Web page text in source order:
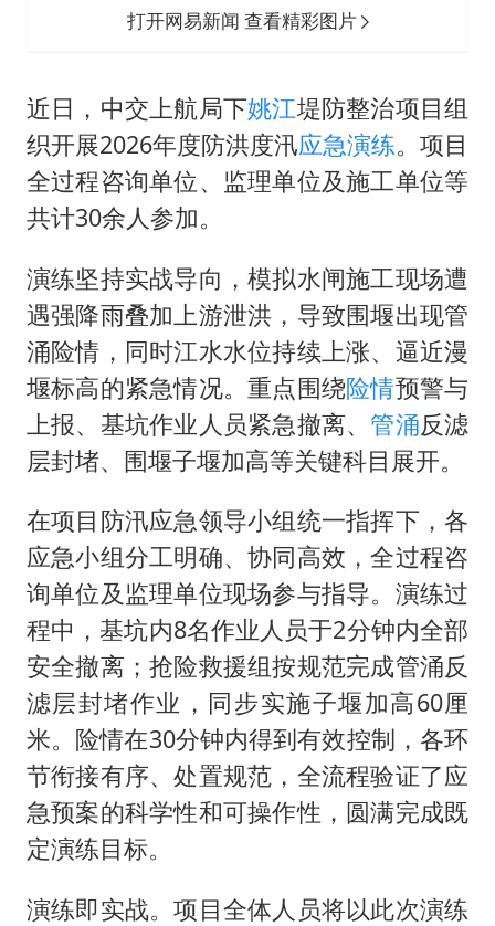
打开网易新闻 查看精彩图片
近日，中交上航局下姚江堤防整治项目组
织开展2026年度防洪度汛应急演练。项目
全过程咨询单位、监理单位及施工单位等
共计30余人参加。
演练坚持实战导向，模拟水闸施工现场遭
遇强降雨叠加上游泄洪，导致围堰出现管
涌险情，同时江水水位持续上涨、逼近漫
堰标高的紧急情况。重点围绕险情预警与
上报、基坑作业人员紧急撤离、管涌反滤
层封堵、围堰子堰加高等关键科目展开。
在项目防汛应急领导小组统一指挥下，各
应急小组分工明确、协同高效，全过程咨
询单位及监理单位现场参与指导。演练过
程中，基坑内8名作业人员于2分钟内全部
安全撤离；抢险救援组按规范完成管涌反
滤层封堵作业，同步实施子堰加高60厘
米。险情在30分钟内得到有效控制，各环
节衔接有序、处置规范，全流程验证了应
急预案的科学性和可操作性，圆满完成既
定演练目标。
演练即实战。项目全体人员将以此次演练